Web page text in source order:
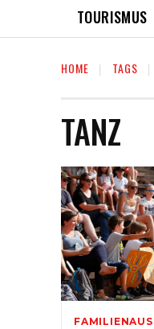
TOURISMUS
HOME TAGS
TANZ